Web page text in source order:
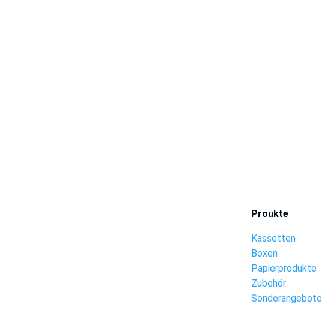
Proukte
Kassetten
Boxen
Papierprodukte
Zubehör
Sonderangebote